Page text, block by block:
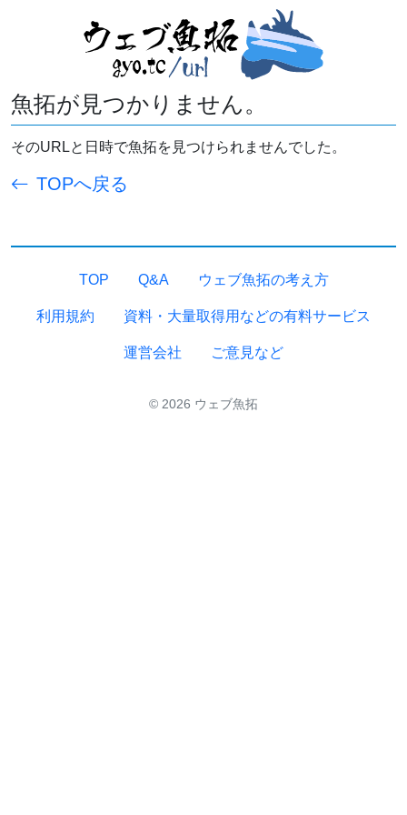
魚拓が見つかりません。
そのURLと日時で魚拓を見つけられませんでした。
TOPへ戻る
TOP Q&A ウェブ魚拓の考え方
利用規約 資料・大量取得用などの有料サービス
運営会社 ご意見など
© 2026 ウェブ魚拓